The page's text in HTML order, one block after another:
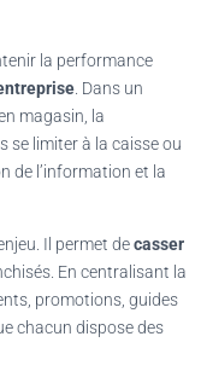
la performance
. Dans un
magasin, la
se limiter à la caisse ou
de l’information et la
Il permet decasser
En centralisant la
promotions, guides
chacun dispose des